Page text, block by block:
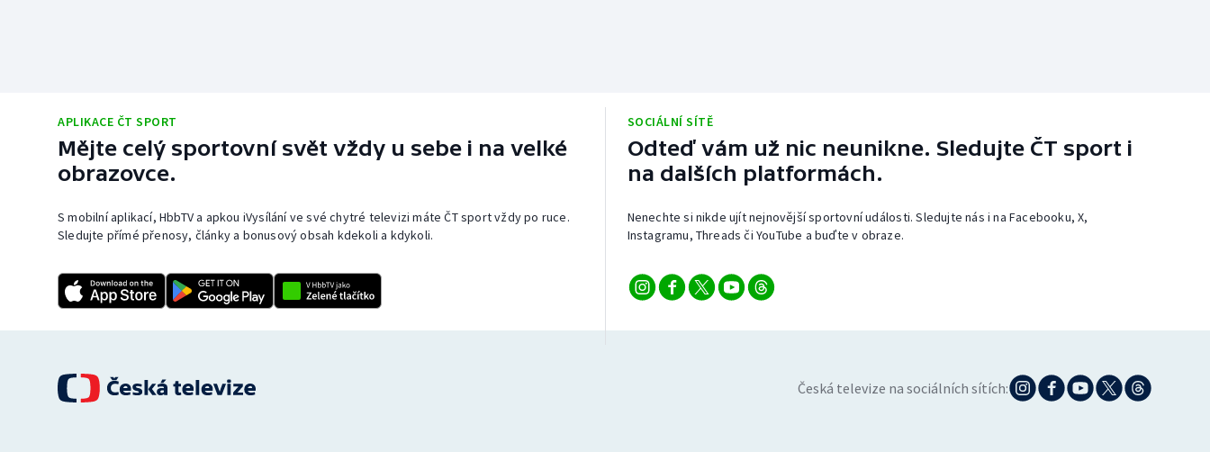
APLIKACE ČT SPORT
Mějte celý sportovní svět vždy u sebe i na velké
obrazovce.
S mobilní aplikací, HbbTV a apkou iVysílání ve své chytré televizi máte ČT sport vždy po ruce.
Sledujte přímé přenosy, články a bonusový obsah kdekoli a kdykoli.
SOCIÁLNÍ SÍTĚ
Odteď vám už nic neunikne. Sledujte ČT sport i
na dalších platformách.
Nenechte si nikde ujít nejnovější sportovní události. Sledujte nás i na Facebooku, X,
Instagramu, Threads či YouTube a buďte v obraze.
Česká televize na sociálních sítích: